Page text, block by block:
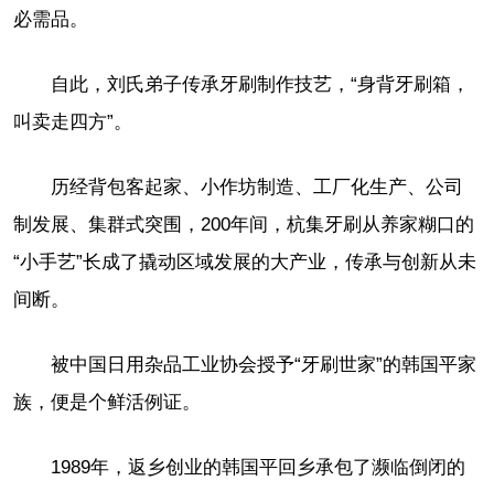
必需品。
自此，刘氏弟子传承牙刷制作技艺，“身背牙刷箱，
叫卖走四方”。
历经背包客起家、小作坊制造、工厂化生产、公司
制发展、集群式突围，200年间，杭集牙刷从养家糊口的
“小手艺”长成了撬动区域发展的大产业，传承与创新从未
间断。
被中国日用杂品工业协会授予“牙刷世家”的韩国平家
族，便是个鲜活例证。
1989年，返乡创业的韩国平回乡承包了濒临倒闭的